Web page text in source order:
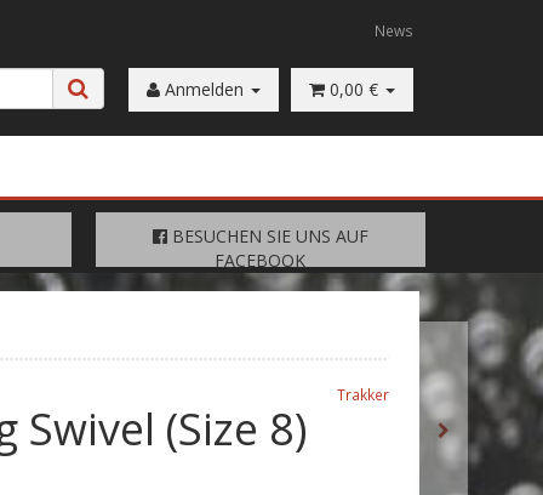
News
Anmelden 0,00 €
BESUCHEN SIE UNS AUF
FACEBOOK
BESUCHEN SIE UNS AUF
FACEBOOK
Trakker
Swivel (Size 8)